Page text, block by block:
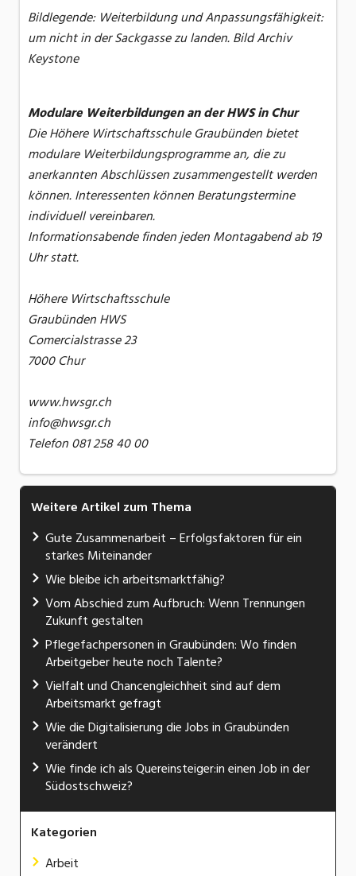
Bildlegende: Weiterbildung und Anpassungsfähigkeit:
um nicht in der Sackgasse zu landen. Bild Archiv
Keystone
Modulare Weiterbildungen an der HWS in Chur
Die Höhere Wirtschaftsschule Graubünden bietet
modulare Weiterbildungsprogramme an, die zu
anerkannten Abschlüssen zusammengestellt werden
können. Interessenten können Beratungstermine
individuell vereinbaren.
Informationsabende finden jeden Montagabend ab 19
Uhr statt.
Höhere Wirtschaftsschule
Graubünden HWS
Comercialstrasse 23
7000 Chur
www.hwsgr.ch
info@hwsgr.ch
Telefon 081 258 40 00
Weitere Artikel zum Thema
Gute Zusammenarbeit – Erfolgsfaktoren für ein
starkes Miteinander
Wie bleibe ich arbeitsmarktfähig?
Vom Abschied zum Aufbruch: Wenn Trennungen
Zukunft gestalten
Pflegefachpersonen in Graubünden: Wo finden
Arbeitgeber heute noch Talente?
Vielfalt und Chancengleichheit sind auf dem
Arbeitsmarkt gefragt
Wie die Digitalisierung die Jobs in Graubünden
verändert
Wie finde ich als Quereinsteiger:in einen Job in der
Südostschweiz?
Kategorien
Arbeit